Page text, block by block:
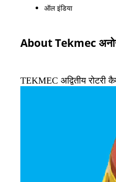
ऑल इंडिया
About Tekmec
TEKMEC अद्वितीय रोटरी